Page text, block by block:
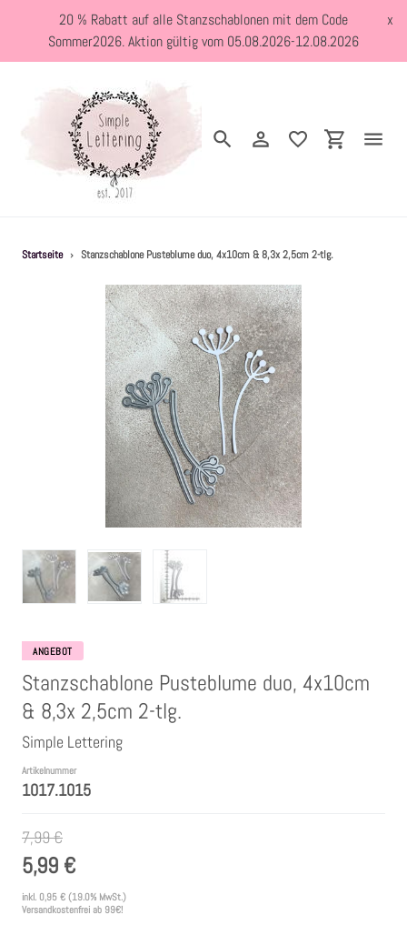
Inhalt
20 % Rabatt auf alle Stanzschablonen mit dem Code
Sommer2026. Aktion gültig vom 05.08.2026-12.08.2026
x
SuchenEinloggen
Stanzschablonen
Clear Stamps
Stempelkissen
Embossing Pulver WOW
Kartendeko Embellishments
Präge-, Universal- Maskierschablonen
Papiere
Bänder & Garn
Farben
Zubehör
Startseite › Stanzschablone Pusteblume duo, 4x10cm & 8,3x 2,5cm 2-tlg.
ANGEBOT
Stanzschablone Pusteblume duo, 4x10cm
& 8,3x 2,5cm 2-tlg.
Simple Lettering
Artikelnummer
1017.1015
7,99 €
5,99 €
inkl. 0,95 € (19.0% MwSt.)
Versandkostenfrei ab 99€!